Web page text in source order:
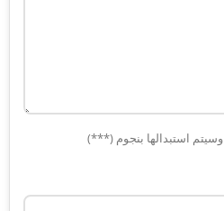
استبدالها بنجوم (***)